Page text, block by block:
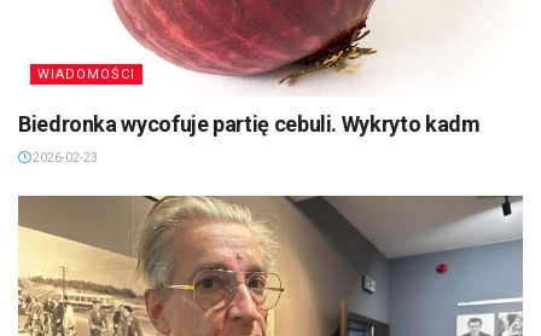
WIADOMOŚCI
Biedronka wycofuje partię cebuli. Wykryto kadm
2026-02-23